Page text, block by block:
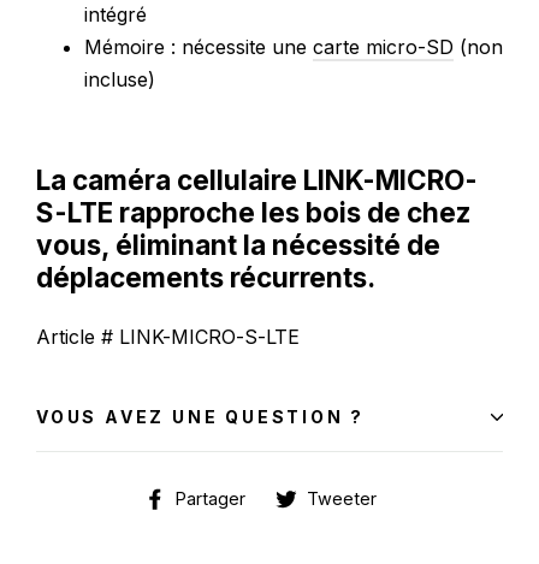
intégré
Mémoire : nécessite une carte micro-SD (non
incluse)
La caméra cellulaire LINK-MICRO-
S-LTE rapproche les bois de chez
vous, éliminant la nécessité de
déplacements récurrents.
Article # LINK-MICRO-S-LTE
VOUS AVEZ UNE QUESTION ?
Partager
PartagerTweeter